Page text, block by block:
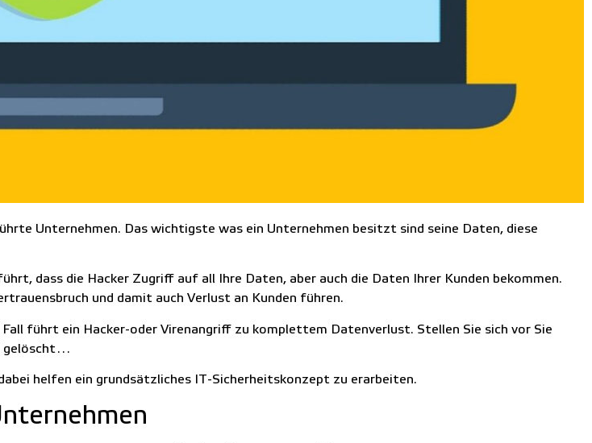
Unternehmen. Das wichtigste was ein Unternehmen besitzt sind seine Daten, diese
dass die Hacker Zugriff auf all Ihre Daten, aber auch die Daten Ihrer Kunden bekommen.
und damit auch Verlust an Kunden führen.
führt ein Hacker-oder Virenangriff zu komplettem Datenverlust. Stellen Sie sich vor Sie
gelöscht…
helfen ein grundsätzliches IT-Sicherheitskonzept zu erarbeiten.